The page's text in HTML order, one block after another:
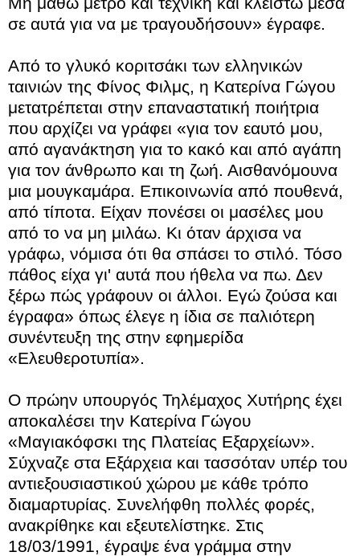
σε αυτά για να με τραγουδήσουν» έγραφε.
Από το γλυκό κοριτσάκι των ελληνικών
ταινιών της Φίνος Φιλμς, η Κατερίνα Γώγου
μετατρέπεται στην επαναστατική ποιήτρια
που αρχίζει να γράφει «για τον εαυτό μου,
από αγανάκτηση για το κακό και από αγάπη
για τον άνθρωπο και τη ζωή. Αισθανόμουνα
μια μουγκαμάρα. Επικοινωνία από πουθενά,
από τίποτα. Είχαν πονέσει οι μασέλες μου
από το να μη μιλάω. Κι όταν άρχισα να
γράφω, νόμισα ότι θα σπάσει το στιλό. Τόσο
πάθος είχα γι' αυτά που ήθελα να πω. Δεν
ξέρω πώς γράφουν οι άλλοι. Εγώ ζούσα και
έγραφα» όπως έλεγε η ίδια σε παλιότερη
συνέντευξη της στην εφημερίδα
«Ελευθεροτυπία».
Ο πρώην υπουργός Τηλέμαχος Χυτήρης έχει
αποκαλέσει την Κατερίνα Γώγου
«Μαγιακόφσκι της Πλατείας Εξαρχείων».
Σύχναζε στα Εξάρχεια και τασσόταν υπέρ του
αντιεξουσιαστικού χώρου με κάθε τρόπο
διαμαρτυρίας. Συνελήφθη πολλές φορές,
ανακρίθηκε και εξευτελίστηκε. Στις
18/03/1991, έγραψε ένα γράμμα στην